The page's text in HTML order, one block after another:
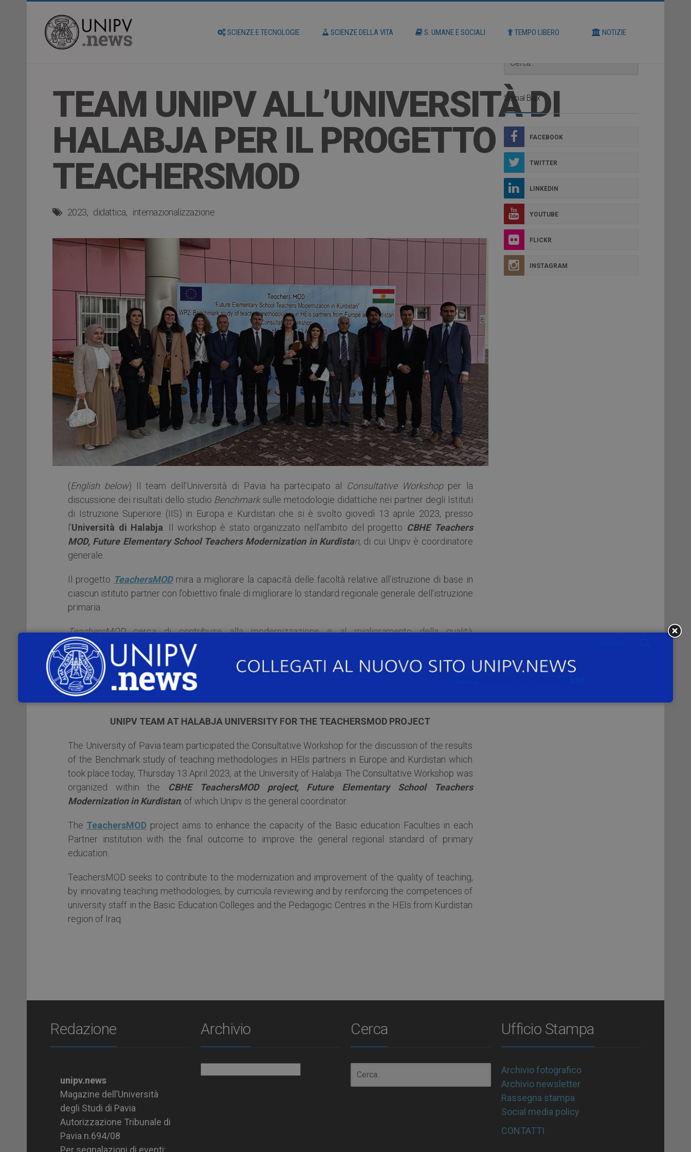
SCIENZE E TECNOLOGIE SCIENZE DELLA VITA S. UMANE E SOCIALI TEMPO LIBERO NOTIZIE
TEAM UNIPV ALL’UNIVERSITÀ DI
HALABJA PER IL PROGETTO
TEACHERSMOD
2023 didattica internazionalizzazione
(English below) Il team dell’Università di Pavia ha partecipato al Consultative Workshopper la
discussione dei risultati dello studio Benchmarksulle metodologie didattiche nei partner degli Istituti
di Istruzione Superiore (IIS) in Europa e Kurdistan che si è svolto giovedì 13 aprile 2023, presso
l’Università di Halabja . Il workshop è stato organizzato nell’ambito del progetto CBHE Teachers
MOD, Future Elementary School Teachers Modernization in Kurdistan, di cui Unipv è coordinatore
generale.
Il progetto TeachersMODmira a migliorare la capacità delle facoltà relative all’istruzione di base in
ciascun istituto partner con l’obiettivo finale di migliorare lo standard regionale generale dell’istruzione
primaria.
TeachersMODcerca di contribuire alla modernizzazione e al miglioramento della qualità
dell’insegnamento, innovando le metodologie didattiche, attraverso la revisione dei curricula e il
rafforzamento delle competenze del personale universitario nei Collegi di istruzione di base e nei
Centri pedagogici degli IIS della regione del Kurdistan iracheno.
UNIPV TEAM AT HALABJA UNIVERSITY FOR THE TEACHERSMOD PROJECT
The University of Pavia team participated the Consultative Workshop for the discussion of the results
of the Benchmark study of teaching methodologies in HEIs partners in Europe and Kurdistan which
took place today, Thursday 13 April 2023, at the University of Halabja. The Consultative Workshop was
organized within the CBHE TeachersMOD project, Future Elementary School Teachers
Modernization in Kurdistan, of which Unipv is the general coordinator.
The TeachersMOD project aims to enhance the capacity of the Basic education Faculties in each
Partner institution with the final outcome to improve the general regional standard of primary
education.
TeachersMOD seeks to contribute to the modernization and improvement of the quality of teaching,
by innovating teaching methodologies, by curricula reviewing and by reinforcing the competences of
university staff in the Basic Education Colleges and the Pedagogic Centres in the HEIs from Kurdistan
region of Iraq.
Social Box
FACEBOOK
TWITTER
LINKEDIN
YOUTUBE
FLICKR
INSTAGRAM
Redazione
unipv.news
Magazine dell’Università
degli Studi di Pavia
Autorizzazione Tribunale di
Pavia n.694/08
Per segnalazioni di eventi:
Archivio Cerca Ufficio Stampa
Archivio fotografico
Archivio newsletter
Rassegna stampa
Social media policy
CONTATTI